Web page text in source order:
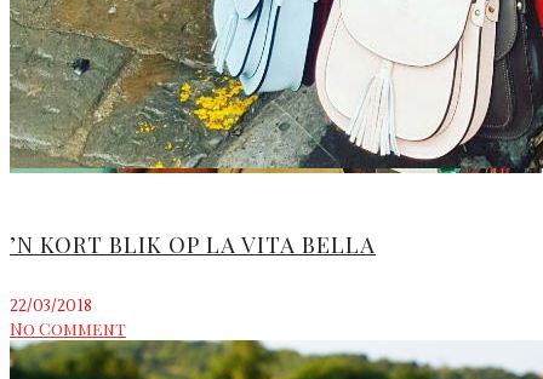
’N KORT BLIK OP LA VITA BELLA
22/03/2018
No Comment